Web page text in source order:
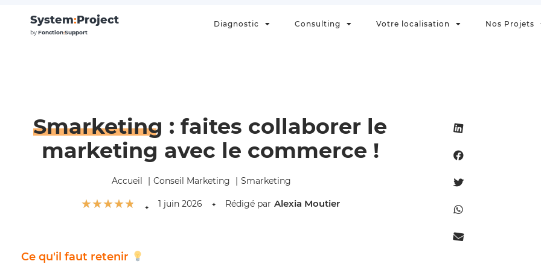
System:Project
byFonction:Support
Diagnostic Consulting Votre localisation Nos Projets
Smarketing : faites collaborer le
marketing avec le commerce !
Accueil Conseil Marketing Smarketing
☆☆☆☆☆ ✦ 1 juin 2026 ✦ Rédigé par Alexia Moutier
Ce qu'il faut retenir